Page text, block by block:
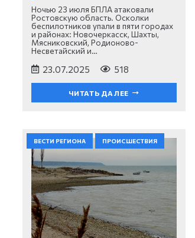
Ночью 23 июля БПЛА атаковали
Ростовскую область. Осколки
беспилотников упали в пяти городах
и районах: Новочеркасск, Шахты,
Мясниковский, Родионово-
Несветайский и…
23.07.2025 518
ЧИТАТЬ ДАЛЕЕ
ВЕСТИ РЕГИОНА ПРОИСШЕСТВИЯ